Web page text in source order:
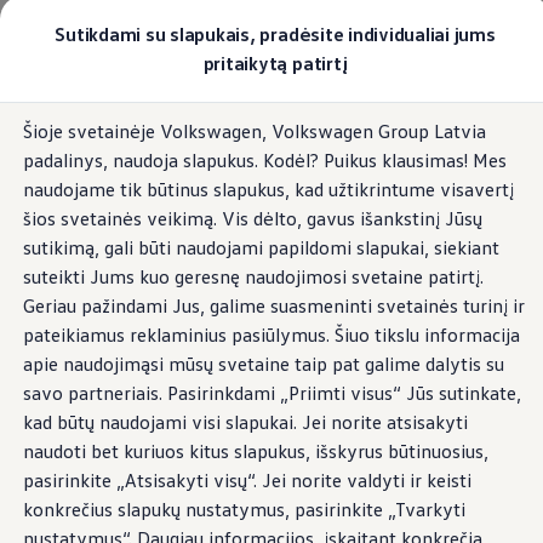
Sutikdami su slapukais, pradėsite individualiai jums
pritaikytą patirtį
Šioje svetainėje Volkswagen, Volkswagen Group Latvia
padalinys, naudoja slapukus. Kodėl? Puikus klausimas! Mes
naudojame tik būtinus slapukus, kad užtikrintume visavertį
šios svetainės veikimą. Vis dėlto, gavus išankstinį Jūsų
sutikimą, gali būti naudojami papildomi slapukai, siekiant
suteikti Jums kuo geresnę naudojimosi svetaine patirtį.
Geriau pažindami Jus, galime suasmeninti svetainės turinį ir
pateikiamus reklaminius pasiūlymus. Šiuo tikslu informacija
apie naudojimąsi mūsų svetaine taip pat galime dalytis su
savo partneriais. Pasirinkdami „Priimti visus“ Jūs sutinkate,
kad būtų naudojami visi slapukai. Jei norite atsisakyti
naudoti bet kuriuos kitus slapukus, išskyrus būtinuosius,
pasirinkite „Atsisakyti visų“. Jei norite valdyti ir keisti
konkrečius slapukų nustatymus, pasirinkite „Tvarkyti
nustatymus“. Daugiau informacijos, įskaitant konkrečią
pagrindinį
turinį
poraštę
Pasirinkite savo Volkswagen
Modeliai ir konfigūratorius
Naujasis ID. Cross
Konfigūruoti
Volkswagen komerciniai automobiliai. Pasiruošę bet
Volkswagen automobilių e-parduotuvė
Pasiūlymai ir paslaugos
Jubiliejinis pasiūlymas
Garantija
Lizingas
Automobilio mainai
Volkswagen automobilių e-parduotuvė
Elektromobiliai ir hibridiniai modeliai
Valstybės parama
Elektromobiliai
ID. žinios
Įkrovimas ir ridos atsarga
Technologija ir evoliucija
Perėjimas prie elektrinio mobilumo
Ekologinis tvarumas
Elektromobiliai servise: daugiau jokio alyvos
ID. programinės įrangos atnaujinimas*
Elektromobilių pristatymo trukmė
Pagrindinis
Pasirinkite savo Volkswagen
Modeliai ir konfigūratorius
29Models
Galimas Plug-in hibridas Ypatingas pasiūlymas